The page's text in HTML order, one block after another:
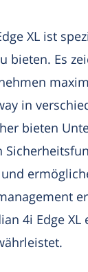
XL ist
bieten. Es
in
bieten
4i Edge